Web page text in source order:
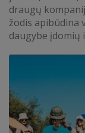
draugų
žodis apibūdina
daugybe įdomių